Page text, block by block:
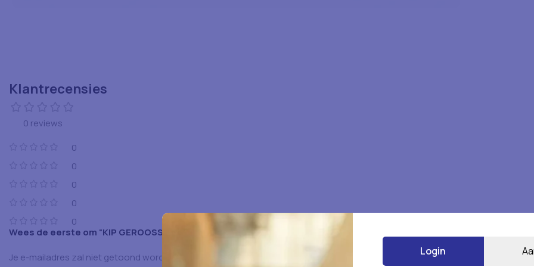
Klantrecensies
0 reviews
0
0
0
0
0
Wees de eerste om “KIP GEROOSSERD 7 MM 4X2.5KG 10 KG DOOS” te beoordelen
Je e-mailadres zal niet getoond worden.
Vereiste velden zijn gemarkeerd met
Login